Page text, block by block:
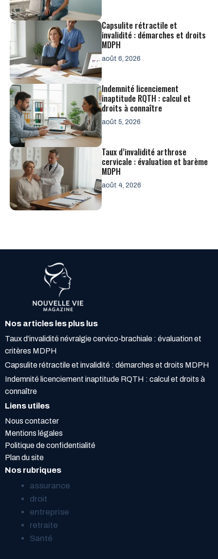
Capsulite rétractile et
invalidité : démarches et droits
MDPH
août 6, 2026
Indemnité licenciement
inaptitude RQTH : calcul et
droits à connaître
août 5, 2026
Taux d’invalidité arthrose
cervicale : évaluation et barème
MDPH
août 4, 2026
Nos articles les plus lus
Taux d’invalidité névralgie cervico-brachiale : évaluation et
critères MDPH
Capsulite rétractile et invalidité : démarches et droits MDPH
Indemnité licenciement inaptitude RQTH : calcul et droits à
connaître
Liens utiles
Nous contacter
Mentions légales
Politique de confidentialité
Plan du site
Nos rubriques
assurance
droit
entreprise
retraite
Santé